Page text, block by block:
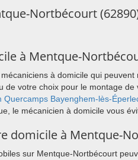
Nortbécourt
à Mentque-
à domicile qui
de votre choix pour le montage
Quercamps Bayenghem-lès-
le mécanicien à domicile vous
domicile à Mentque-
sur Mentque-Nortbécourt